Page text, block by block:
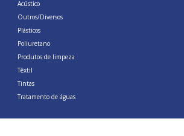
Acústico
Outros/Diversos
Plásticos
Poliuretano
Produtos de limpeza
Têxtil
Tintas
Tratamento de águas